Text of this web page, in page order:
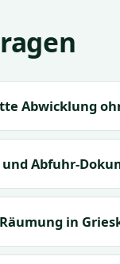
Abwicklung
Abfuhr-
in